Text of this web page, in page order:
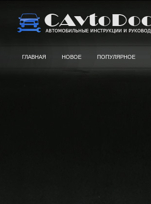
ГЛАВНАЯ НОВОЕ ПОПУЛЯРНОЕ